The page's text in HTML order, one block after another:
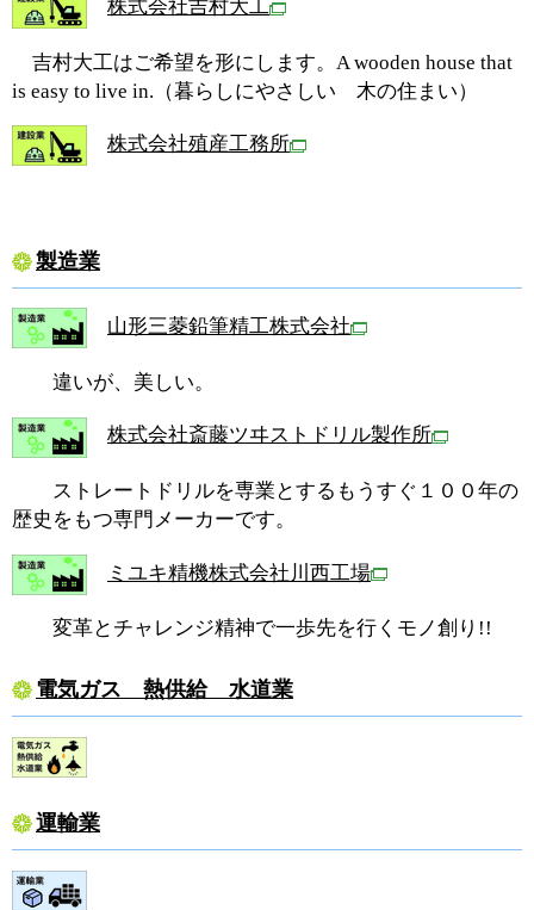
株式会社吉村大工
吉村大工はご希望を形にします。A wooden house that
is easy to live in.（暮らしにやさしい 木の住まい）
株式会社殖産工務所
製造業
山形三菱鉛筆精工株式会社
違いが、美しい。
株式会社斎藤ツヰストドリル製作所
ストレートドリルを専業とするもうすぐ１００年の
歴史をもつ専門メーカーです。
ミユキ精機株式会社川西工場
変革とチャレンジ精神で一歩先を行くモノ創り!!
電気ガス 熱供給 水道業
運輸業